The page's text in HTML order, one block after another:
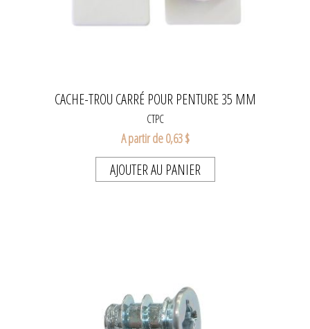
CACHE-TROU CARRÉ POUR PENTURE 35 MM
CTPC
A partir de 0,63 $
AJOUTER AU PANIER